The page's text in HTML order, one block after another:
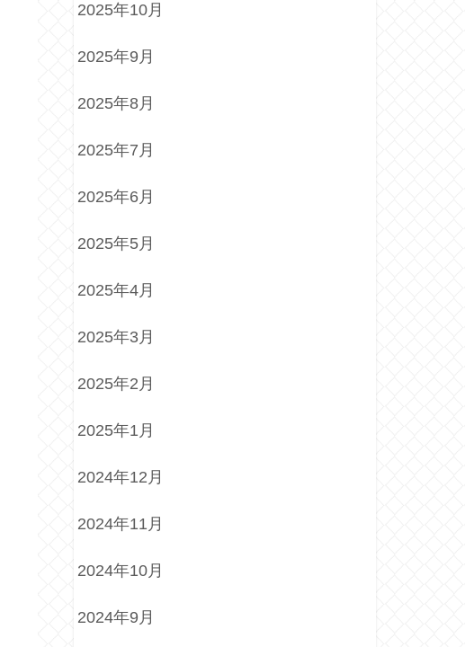
2025年10月
2025年9月
2025年8月
2025年7月
2025年6月
2025年5月
2025年4月
2025年3月
2025年2月
2025年1月
2024年12月
2024年11月
2024年10月
2024年9月